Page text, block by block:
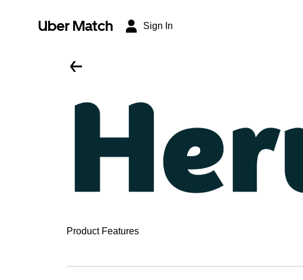
Uber Match Sign In
Product Features